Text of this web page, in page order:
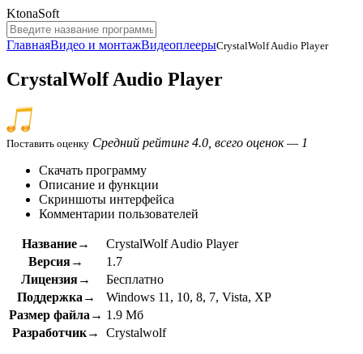
KtonaSoft
ГлавнаяВидео и монтажВидеоплеерыCrystalWolf Audio Player
CrystalWolf Audio Player
Поставить оценку Средний рейтинг 4.0, всего оценок — 1
Скачать программу
Описание и функции
Скриншоты интерфейса
Комментарии пользователей
Название→
CrystalWolf Audio Player
Версия→
1.7
Лицензия→
Бесплатно
Поддержка→
Windows 11, 10, 8, 7, Vista, XP
Размер файла→ 1.9 Мб
Разработчик→
Crystalwolf